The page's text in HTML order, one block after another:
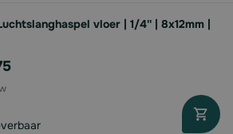
vloer | 1/4'' | 8x12mm |